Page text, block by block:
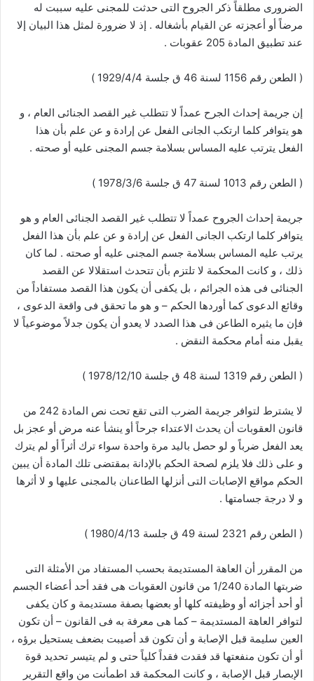
الضرورى مطلقاً ذكر الجروح التى حدثت للمجنى عليه سببت له
مرضاً أو أعجزته عن القيام بأشغاله . إذ لا ضرورة لمثل هذا البيان إلا
عند تطبيق المادة 205 عقوبات .
( الطعن رقم 1156 لسنة 46 ق جلسة 1929/4/4 )
إن جريمة إحداث الجرح عمداً لا تتطلب غير القصد الجنائى العام ، و
هو يتوافر كلما ارتكب الجانى الفعل عن إرادة و عن علم بأن هذا
الفعل يترتب عليه المساس بسلامة جسم المجنى عليه أو صحته .
( الطعن رقم 1013 لسنة 47 ق جلسة 1978/3/6 )
جريمة إحداث الجروح عمداً لا تتطلب غير القصد الجنائى العام و هو
يتوافر كلما ارتكب الجانى الفعل عن إرادة و عن علم بأن هذا الفعل
يرتب عليه المساس بسلامة جسم المجنى عليه أو صحته . لما كان
ذلك ، و كانت المحكمة لا تلتزم بأن تتحدث استقلالا عن القصد
الجنائى فى هذه الجرائم ، بل يكفى أن يكون هذا القصد مستفاداً من
وقائع الدعوى كما أوردها الحكم – و هو ما تحقق فى واقعة الدعوى ،
فإن ما يثيره الطاعن فى هذا الصدد لا يعدو أن يكون جدلاً موضوعياً لا
يقبل منه أمام محكمة النقض .
( الطعن رقم 1319 لسنة 48 ق جلسة 1978/12/10 )
لا يشترط لتوافر جريمة الضرب التى تقع تحت نص المادة 242 من
قانون العقوبات أن يحدث الاعتداء جرحاً أو ينشأ عنه مرض أو عجز بل
يعد الفعل ضرباً و لو حصل باليد مرة واحدة سواء ترك أثراً أو لم يترك
و على ذلك فلا يلزم لصحة الحكم بالإدانة بمقتضى تلك المادة أن يبين
الحكم مواقع الإصابات التى أنزلها الطاعنان بالمجنى عليها و لا أثرها
و لا درجة جسامتها .
( الطعن رقم 2321 لسنة 49 ق جلسة 1980/4/13 )
من المقرر أن العاهة المستديمة بحسب المستفاد من الأمثلة التى
ضربتها المادة 1/240 من قانون العقوبات هى فقد أحد أعضاء الجسم
أو أحد أجزائه أو وظيفته كلها أو بعضها بصفة مستديمة و كان يكفى
لتوافر العاهة المستديمة – كما هى معرفة به فى القانون – أن تكون
العين سليمة قبل الإصابة و أن تكون قد أصيبت بضعف يستحيل برؤه ،
أو أن تكون منفعتها قد فقدت فقداً كلياً حتى و لم يتيسر تحديد قوة
الإبصار قبل الإصابة ، و كانت المحكمة قد اطمأنت من واقع التقرير